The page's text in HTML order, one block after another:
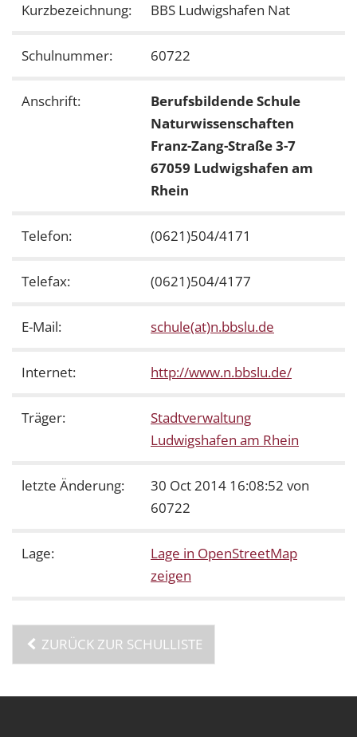
Kurzbezeichnung: BBS Ludwigshafen Nat
Schulnummer: 60722
Anschrift:
Berufsbildende Schule
Naturwissenschaften
Franz-Zang-Straße 3-7
67059 Ludwigshafen am
Rhein
Telefon: (0621)504/4171
Telefax: (0621)504/4177
E-Mail: schule(at)n.bbslu.de
Internet: http://www.n.bbslu.de/
Träger:
Stadtverwaltung
Ludwigshafen am Rhein
letzte Änderung:
30 Oct 2014 16:08:52 von
60722
Lage:
Lage in OpenStreetMap
zeigen
ZURÜCK ZUR SCHULLISTE